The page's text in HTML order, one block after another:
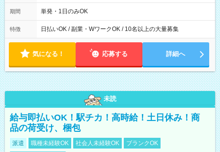
00～20：00
期間 単発・1日のみOK
特徴 日払いOK / 副業・WワークOK / 10名以上の大量募集
気になる！ 応募する 詳細へ
未読
給与即払いOK！駅チカ！高時給！土日休み！商
品の荷受け、梱包
派遣 職種未経験OK 社会人未経験OK ブランクOK